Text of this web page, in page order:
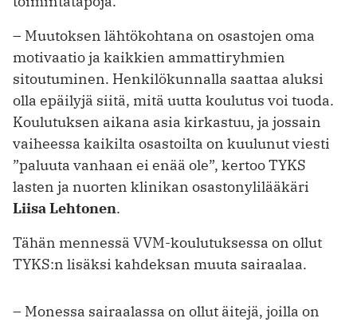
– Muutoksen lähtökohtana on osastojen oma
motivaatio ja kaikkien ammattiryhmien
sitoutuminen. Henkilökunnalla saattaa aluksi
olla epäilyjä siitä, mitä uutta koulutus voi tuoda.
Koulutuksen aikana asia kirkastuu, ja jossain
vaiheessa kaikilta osastoilta on kuulunut viesti
”paluuta vanhaan ei enää ole”, kertoo TYKS
lasten ja nuorten klinikan osastonylilääkäri
Liisa Lehtonen.
Tähän mennessä VVM-koulutuksessa on ollut
TYKS:n lisäksi kahdeksan muuta sairaalaa.
– Monessa sairaalassa on ollut äitejä, joilla on